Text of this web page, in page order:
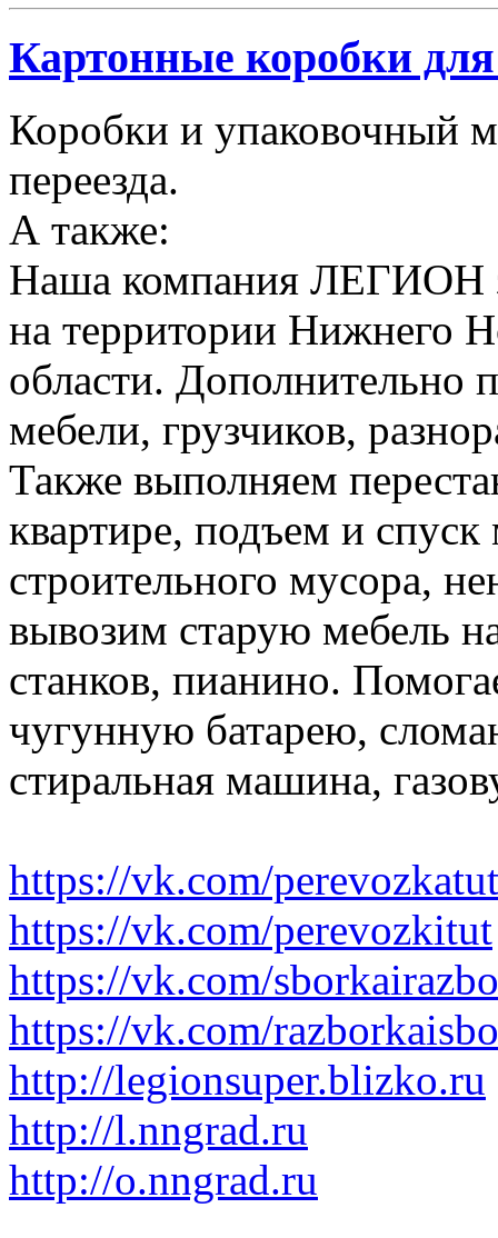
Картонные коробки для
Коробки и упаковочный
переезда.
А также:
Наша компания ЛЕГИОН
на территории Нижнего
области. Дополнительно
мебели, грузчиков,
Также выполняем
квартире, подъем и спуск
строительного мусора,
вывозим старую мебель
станков, пианино.
чугунную батарею,
стиральная машина,
https://vk.com/perevozkatut
https://vk.com/perevozkitut
https://vk.com/
https://vk.com/
http://legionsuper.blizko.ru
http://l.nngrad.ru
http://o.nngrad.ru